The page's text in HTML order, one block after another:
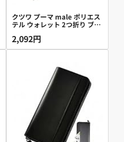
クツワ プーマ male ポリエス
テル ウォレット 2つ折り ブラ
2,092円